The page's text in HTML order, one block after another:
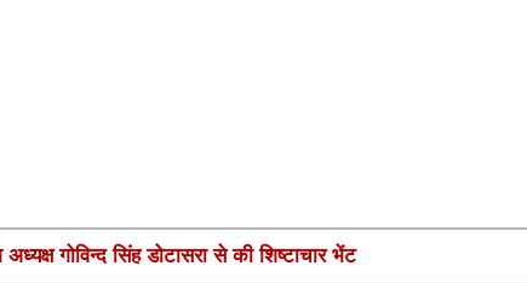
गोविन्द सिंह डोटासरा से की शिष्टाचार भेंट